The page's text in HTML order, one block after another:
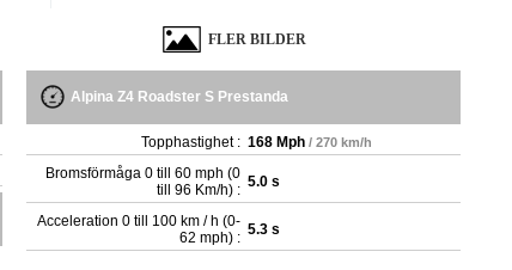
FLER BILDER
Alpina Z4 Roadster S Prestanda
Topphastighet : 168 Mph / 270 km/h
Bromsförmåga 0 till 60 mph (0
till 96 Km/h) : 5.0 s
Acceleration 0 till 100 km / h (0-
62 mph) : 5.3 s